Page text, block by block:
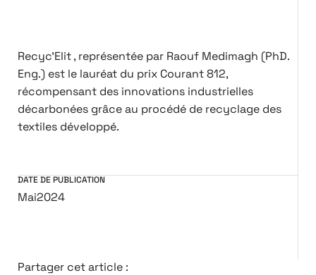
Partager cet article :
Recyc’Elit , représentée par Raouf Medimagh (PhD.
Eng.) est le lauréat du prix Courant 812,
récompensant des innovations industrielles
décarbonées grâce au procédé de recyclage des
textiles développé.
DATE DE PUBLICATION
Mai2024